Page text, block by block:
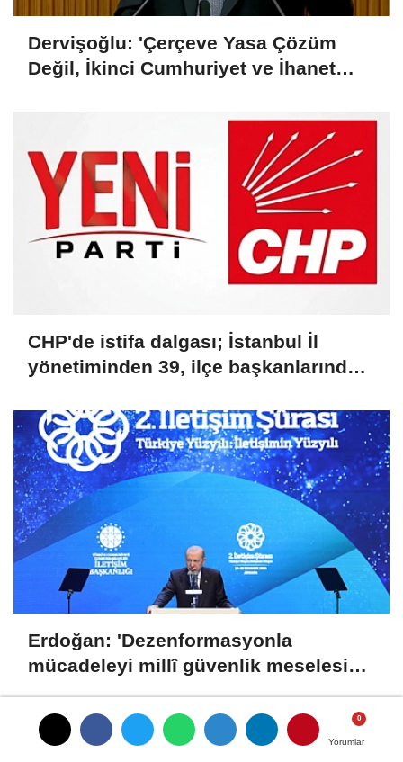
Yorumlar
Yorumlar
Dervişoğlu: 'Çerçeve Yasa Çözüm
Değil, İkinci Cumhuriyet ve İhanet
CHP'de istifa dalgası; İstanbul İl
yönetiminden 39, ilçe başkanlarından
Erdoğan: 'Dezenformasyonla
mücadeleyi millî güvenlik meselesi
olarak görüyoruz'